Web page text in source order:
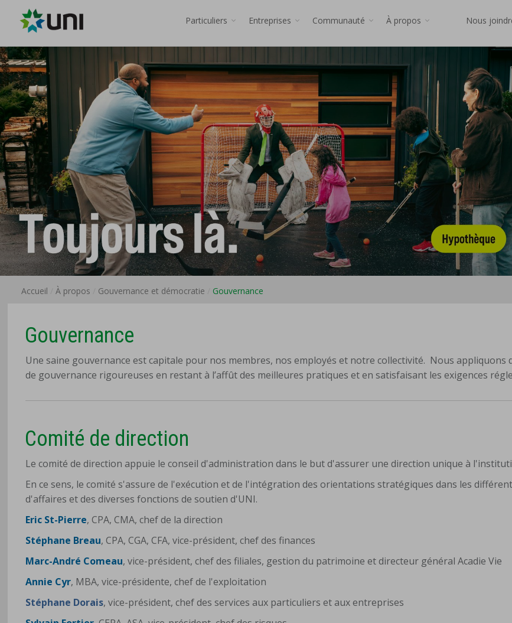
Particuliers Entreprises Communauté À propos Nous
Accueil À propos Gouvernance et démocratie Gouvernance
Gouvernance
Une saine gouvernance est capitale pour nos membres, nos employés et notre collectivité. Nous appliquons
de gouvernance rigoureuses en restant à l’affût des meilleures pratiques et en satisfaisant les exigences
Comité de direction
Le comité de direction appuie le conseil d'administration dans le but d'assurer une direction unique à
En ce sens, le comité s'assure de l'exécution et de l'intégration des orientations stratégiques dans les
d'affaires et des diverses fonctions de soutien d'UNI.
Eric St-Pierre, CPA, CMA, chef de la direction
Stéphane Breau, CPA, CGA, CFA, vice-président, chef des finances
Marc-André Comeau, vice-président, chef des filiales, gestion du patrimoine et directeur général Acadie Vie
Annie Cyr, MBA, vice-présidente, chef de l'exploitation
Stéphane Dorais, vice-président, chef des services aux particuliers et aux entreprises